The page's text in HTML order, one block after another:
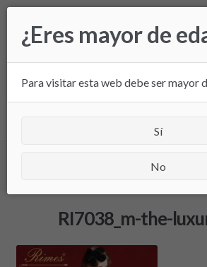
la
navegación
al
contenido
RI7038_m-the-
¿Eres mayor de
Para visitar esta web debe ser mayor
Sí
No